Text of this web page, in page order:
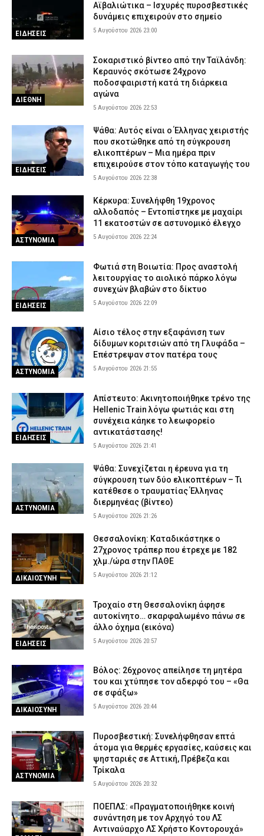
ΕΙΔΗΣΕΙΣ
Αϊβαλιώτικα – Ισχυρές πυροσβεστικές
δυνάμεις επιχειρούν στο σημείο
5 Αυγούστου 2026 23:00
ΔΙΕΘΝΗ
Σοκαριστικό βίντεο από την Ταϊλάνδη:
Κεραυνός σκότωσε 24χρονο
ποδοσφαιριστή κατά τη διάρκεια
αγώνα
5 Αυγούστου 2026 22:53
ΕΙΔΗΣΕΙΣ
Ψάθα: Αυτός είναι ο Έλληνας χειριστής
που σκοτώθηκε από τη σύγκρουση
ελικοπτέρων – Μια ημέρα πριν
επιχειρούσε στον τόπο καταγωγής του
5 Αυγούστου 2026 22:38
ΑΣΤΥΝΟΜΙΑ
Κέρκυρα: Συνελήφθη 19χρονος
αλλοδαπός – Εντοπίστηκε με μαχαίρι
11 εκατοστών σε αστυνομικό έλεγχο
5 Αυγούστου 2026 22:24
ΕΙΔΗΣΕΙΣ
Φωτιά στη Βοιωτία: Προς αναστολή
λειτουργίας το αιολικό πάρκο λόγω
συνεχών βλαβών στο δίκτυο
5 Αυγούστου 2026 22:09
ΑΣΤΥΝΟΜΙΑ
Αίσιο τέλος στην εξαφάνιση των
δίδυμων κοριτσιών από τη Γλυφάδα –
Επέστρεψαν στον πατέρα τους
5 Αυγούστου 2026 21:55
ΕΙΔΗΣΕΙΣ
Απίστευτο: Ακινητοποιήθηκε τρένο της
Hellenic Train λόγω φωτιάς και στη
συνέχεια κάηκε το λεωφορείο
αντικατάστασης!
5 Αυγούστου 2026 21:41
ΑΣΤΥΝΟΜΙΑ
Ψάθα: Συνεχίζεται η έρευνα για τη
σύγκρουση των δύο ελικοπτέρων – Τι
κατέθεσε ο τραυματίας Έλληνας
διερμηνέας (βίντεο)
5 Αυγούστου 2026 21:26
ΔΙΚΑΙΟΣΥΝΗ
Θεσσαλονίκη: Καταδικάστηκε ο
27χρονος τράπερ που έτρεχε με 182
χλμ./ώρα στην ΠΑΘΕ
5 Αυγούστου 2026 21:12
ΕΙΔΗΣΕΙΣ
Τροχαίο στη Θεσσαλονίκη άφησε
αυτοκίνητο… σκαρφαλωμένο πάνω σε
άλλο όχημα (εικόνα)
5 Αυγούστου 2026 20:57
ΔΙΚΑΙΟΣΥΝΗ
Βόλος: 26χρονος απείλησε τη μητέρα
του και χτύπησε τον αδερφό του – «Θα
σε σφάξω»
5 Αυγούστου 2026 20:44
ΑΣΤΥΝΟΜΙΑ
Πυροσβεστική: Συνελήφθησαν επτά
άτομα για θερμές εργασίες, καύσεις και
ψησταριές σε Αττική, Πρέβεζα και
Τρίκαλα
5 Αυγούστου 2026 20:32
ΠΟΕΠΛΣ: «Πραγματοποιήθηκε κοινή
συνάντηση με τον Αρχηγό του ΛΣ
Αντιναύαρχο ΛΣ Χρήστο Κοντορουχά»